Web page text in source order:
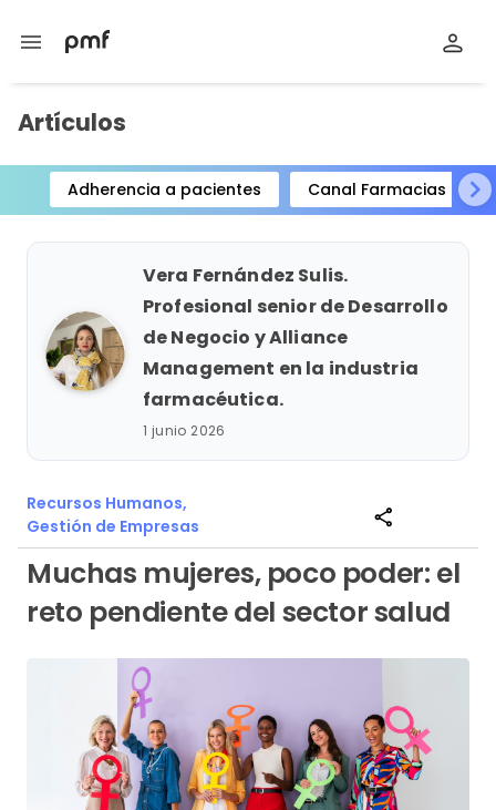
menu
Artículos
Adherencia a pacientes Canal Farmacias
Item
1
Vera Fernández Sulis.
Profesional senior de Desarrollo
de Negocio y Alliance
Management en la industria
farmacéutica.
1 junio 2026
Recursos Humanos,
Gestión de Empresas
share
Muchas mujeres, poco poder: el
reto pendiente del sector salud